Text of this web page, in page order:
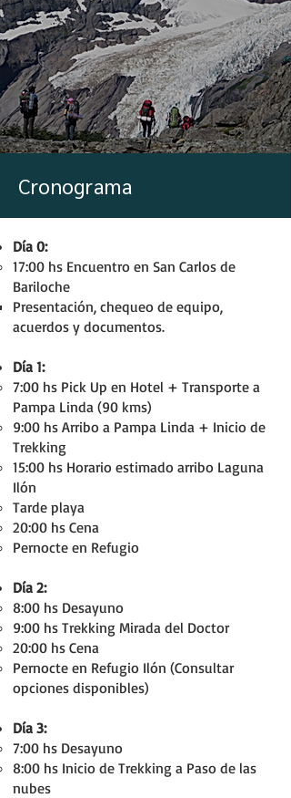
Cronograma
Día 0:
17:00 hs Encuentro en San Carlos de
Bariloche
Presentación, chequeo de equipo,
acuerdos y documentos.
Día 1:
7:00 hs Pick Up en Hotel + Transporte a
Pampa Linda (90 kms)
9:00 hs Arribo a Pampa Linda + Inicio de
Trekking
15:00 hs Horario estimado arribo Laguna
Ilón
Tarde playa
20:00 hs Cena
Pernocte en Refugio
Día 2:
8:00 hs Desayuno
9:00 hs Trekking Mirada del Doctor
20:00 hs Cena
Pernocte en Refugio Ilón (Consultar
opciones disponibles)
Día 3:
7:00 hs Desayuno
8:00 hs Inicio de Trekking a Paso de las
nubes